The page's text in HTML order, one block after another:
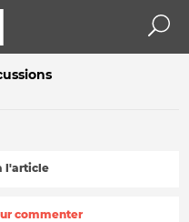
l'article
commenter